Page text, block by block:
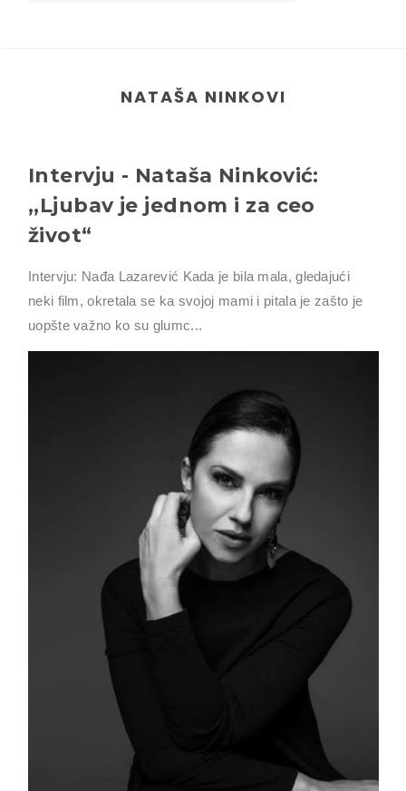
NATAŠA NINKOVI
Intervju - Nataša Ninković:
,,Ljubav je jednom i za ceo
život“
Intervju: Nađa Lazarević Kada je bila mala, gledajući
neki film, okretala se ka svojoj mami i pitala je zašto je
uopšte važno ko su glumc...